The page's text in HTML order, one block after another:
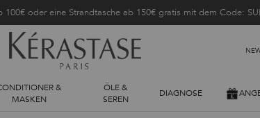
100€ oder eine Strandtasche ab 150€ gratis mit dem Code:
&
MASKEN
ÖLE &
SEREN
DIAGNOSE